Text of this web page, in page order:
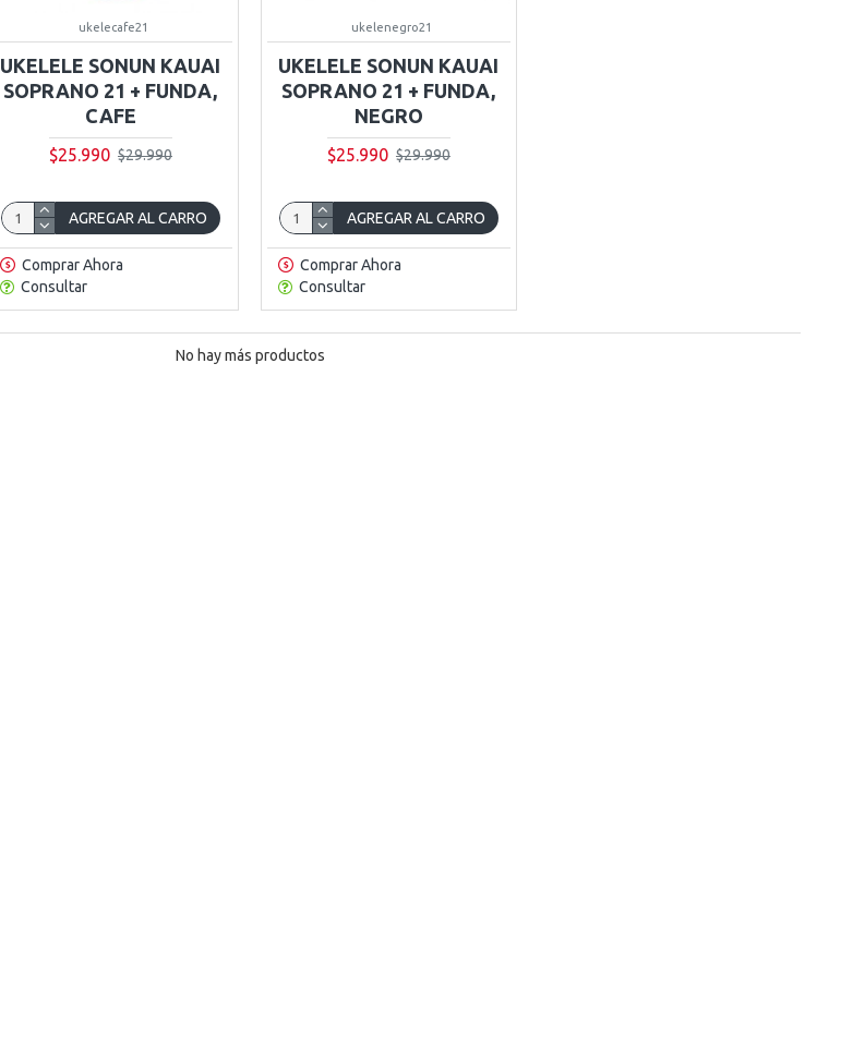
ukelecafe21
UKELELE SONUN KAUAI
SOPRANO 21 + FUNDA,
CAFE
$25.990 $29.990
AGREGAR AL CARRO
Comprar Ahora
Consultar
ukelenegro21
UKELELE SONUN KAUAI
SOPRANO 21 + FUNDA,
NEGRO
$25.990 $29.990
AGREGAR AL CARRO
Comprar Ahora
Consultar
No hay más productos